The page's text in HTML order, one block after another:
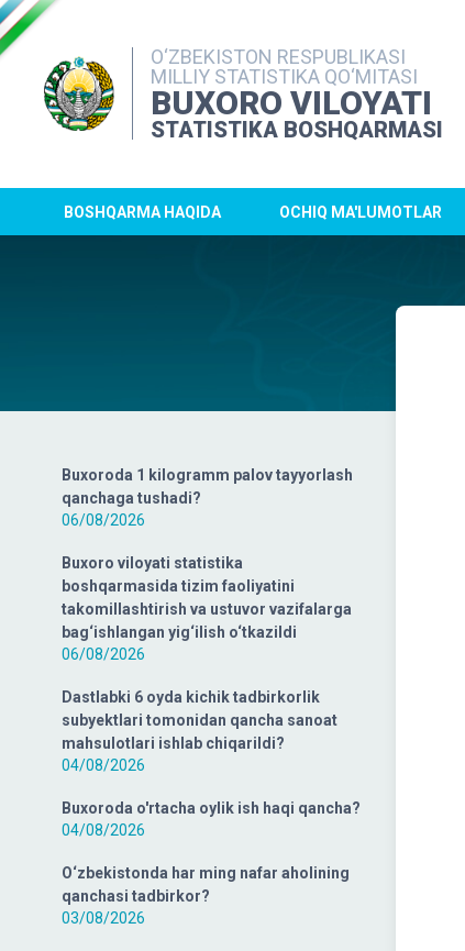
O‘ZBEKISTON RESPUBLIKASI
MILLIY STATISTIKA QO‘MITASI
BUXORO VILOYATI
STATISTIKA BOSHQARMASI
BOSHQARMA HAQIDA OCHIQ MA'LUMOTLAR
Buxoroda 1 kilogramm palov tayyorlash
qanchaga tushadi?
06/08/2026
Buxoro viloyati statistika
boshqarmasida tizim faoliyatini
takomillashtirish va ustuvor vazifalarga
bag‘ishlangan yig‘ilish o‘tkazildi
06/08/2026
Dastlabki 6 oyda kichik tadbirkorlik
subyektlari tomonidan qancha sanoat
mahsulotlari ishlab chiqarildi?
04/08/2026
Buxoroda o'rtacha oylik ish haqi qancha?
04/08/2026
O‘zbekistonda har ming nafar aholining
qanchasi tadbirkor?
03/08/2026